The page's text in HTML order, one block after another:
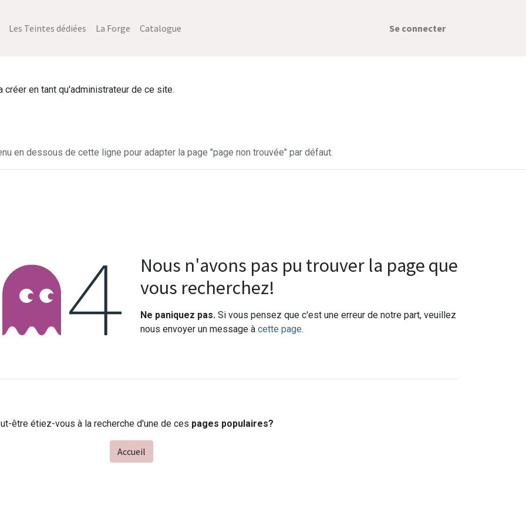
Les Teintes dédiées La Forge Catalogue Se connecter
en tant qu'administrateur de ce site.
en dessous de cette ligne pour adapter la page "page non trouvée" par défaut.
Erreur 404
Nous n'avons pas pu trouver la page que
vous recherchez!
Ne paniquez pas.Si vous pensez que c'est une erreur de notre part, veuillez
nous envoyer un message à cette page.
être étiez-vous à la recherche d'une de ces pages populaires?
Accueil